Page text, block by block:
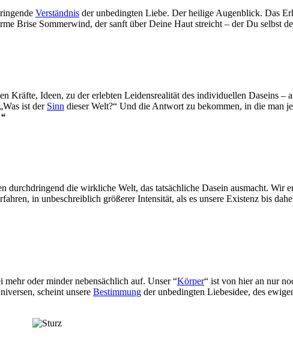
Verständnis der unbedingten Liebe. Der heilige Augenblick. Das
Brise Sommerwind, der sanft über Deine Haut streicht – der Du selbst
Kräfte, Ideen, zu der erlebten Leidensrealität des individuellen Daseins –
ist der Sinn dieser Welt?“ Und die Antwort zu bekommen, in die man
die wirkliche Welt, das tatsächliche Dasein ausmacht. Wir
in unbeschreiblich größerer Intensität, als es unsere Existenz bis
oder minder nebensächlich auf. Unser “Körper“ ist von hier an nur
scheint unsere Bestimmung der unbedingten Liebesidee, des